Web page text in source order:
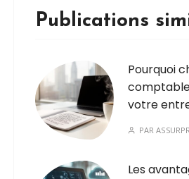
Publications
Pourquoi
votre
PAR
Les